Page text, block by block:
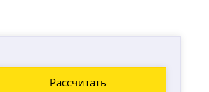
Рассчитать